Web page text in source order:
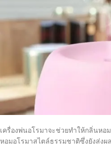
เครื่องพ่นอโรมาจะช่วยทำให้กลิ่นหอ
หอมอโรมาสไตล์ธรรมชาติซึ่งยังส่ง